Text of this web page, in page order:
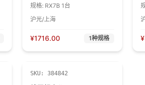
规格: RX7B 1台
沪光/上海
¥1716.00 1种规格 ¥
SKU:384842